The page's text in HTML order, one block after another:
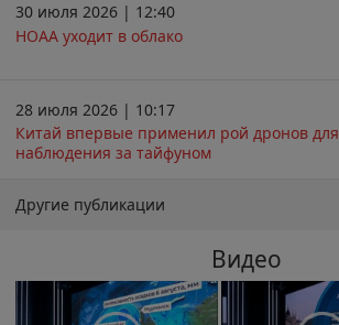
30 июля 2026 | 12:40
НОАА уходит в облако
28 июля 2026 | 10:17
Китай впервые применил рой дронов для
наблюдения за тайфуном
Другие публикации
Видео